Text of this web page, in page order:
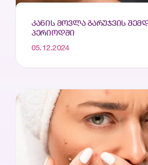
ᲙᲐᲜᲘᲡ ᲛᲝᲕᲚᲐ ᲒᲐᲠᲣᲯᲕᲘᲡ
ᲞᲔᲠᲘᲝᲓᲨᲘ
05.12.2024